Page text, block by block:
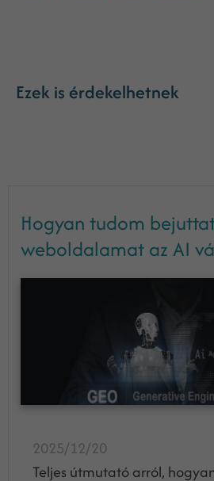
Ezek is érdekelhetnek
Hogyan tudom
weboldalamat az AI
2025/12/20
Teljes útmutató arról,